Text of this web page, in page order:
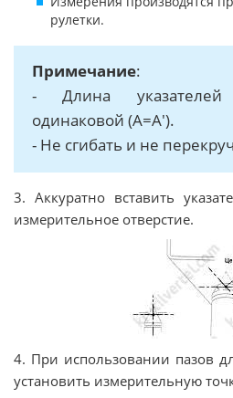
рулетки.
Примечание:
- Длина
одинаковой (А=А').
- Не сгибать и не
3. Аккуратно вставить
измерительное отверстие.
4. При использовании пазов
установить измерительную